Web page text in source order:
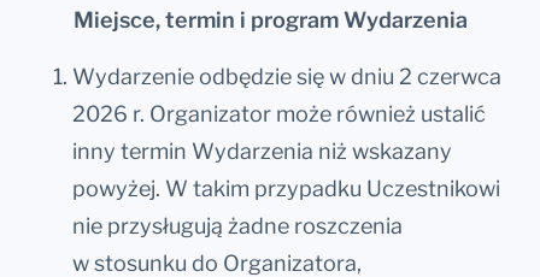
Miejsce, termin i program Wydarzenia
Wydarzenie odbędzie się w dniu 2 czerwca
2026 r. Organizator może również ustalić
inny termin Wydarzenia niż wskazany
powyżej. W takim przypadku Uczestnikowi
nie przysługują żadne roszczenia
w stosunku do Organizatora,